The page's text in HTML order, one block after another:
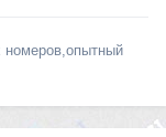
номеров,опытный